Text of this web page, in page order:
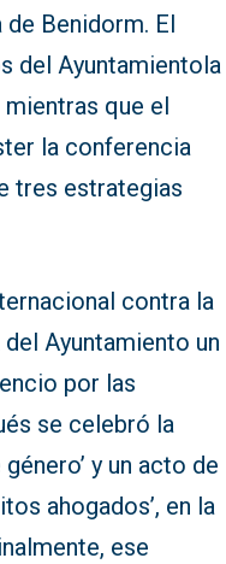
Benidorm. El
del Ayuntamientola
mientras que el
la conferencia
tres estrategias
contra la
Ayuntamiento un
por las
se celebró la
y un acto de
ahogados’, en la
ese